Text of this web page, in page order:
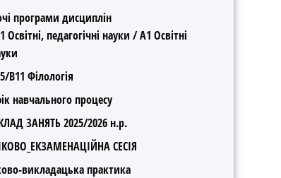
програми дисциплін
Освітні, педагогічні науки / А1 Освітні
В11 Філологія
навчального процесу
ЗАНЯТЬ 2025/2026 н.р.
СЕСІЯ
викладацька практика